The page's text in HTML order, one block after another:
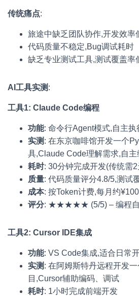
传统痛点:
旅途中缺乏团队协作,开发效率
代码质量不稳定,Bug调试耗时
缺乏专业测试工具,测试覆盖率
AI工具实测 :
工具1: Claude Code编程
功能: 命令行Agent模式,自主执
实测 : 在东京咖啡馆开发一个
具,Claude Code理解需求,自
耗时: 30分钟完成开发(传统需2
质量: 代码质量评分4.8/5,测试
成本: 按Token计费,每月约¥100
评分: ★★★★★ (5/5) – 编程自
工具2: Cursor IDE集成
功能: VS Code集成,适合日常
实测 : 在阿姆斯特丹远程开发
目,Cursor辅助编码、调试
耗时: 1小时完成前端开发